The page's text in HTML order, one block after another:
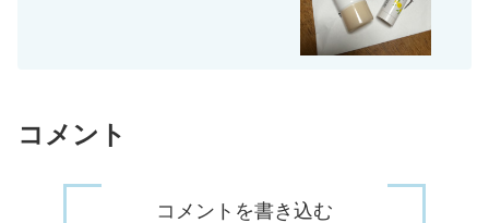
コメント
コメントを書き込む